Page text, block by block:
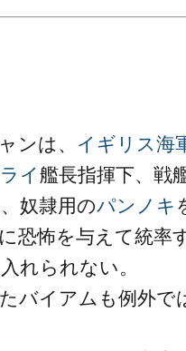
ンは、 イギリス海
イ艦長指揮下、戦
奴隷用のパンノキ
恐怖を与えて統
れられない。
バイアムも例外